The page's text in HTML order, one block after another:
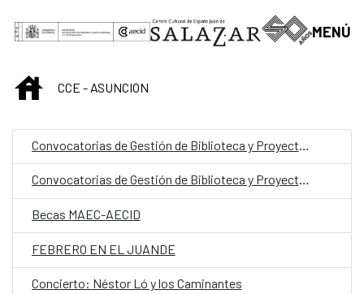
Saltar al contenido principal
MENÚ
INICIOCCE - ASUNCION
Convocatorias de Gestión de Biblioteca y Proyectos Culturales
Becas MAEC-AECID
FEBRERO EN EL JUANDE
Concierto: Néstor Ló y los Caminantes